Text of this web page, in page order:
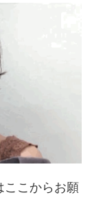
ここからお願